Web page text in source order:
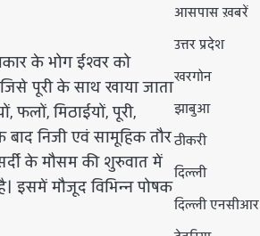
के भोग ईश्वर को
पूरी के साथ खाया जाता
फलों, मिठाईयों, पूरी,
बाद निजी एवं सामूहिक तौर
के मौसम की शुरुवात में
इसमें मौजूद विभिन्न पोषक
आसपास ख़बरें
उत्तर प्रदेश
खरगोन
झाबुआ
ठीकरी
दिल्ली
दिल्ली एनसीआर